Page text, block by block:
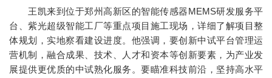
王凯来到位于郑州高新区的智能传感器MEMS研发服务平
台、紫光超级智能工厂等重点项目施工现场，详细了解项目整
体规划，实地察看建设进度。他强调，要创新中试平台管理运
营机制，融合成果、技术、人才和资本等创新要素，为产业发
展提供更优质的中试熟化服务。要瞄准科技前沿，坚持高水平